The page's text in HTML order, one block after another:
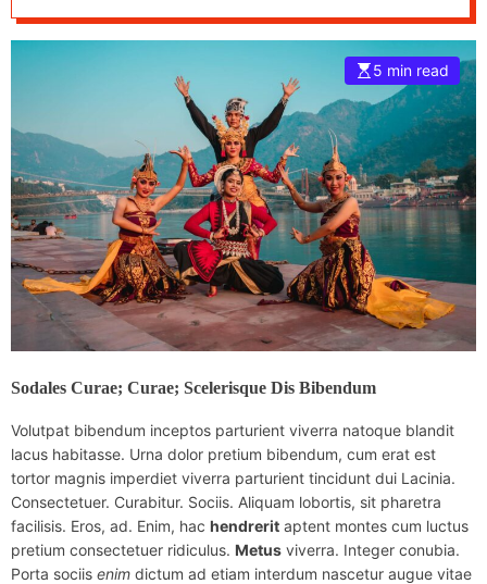
Himachal
5 min read
Sodales Curae; Curae; Scelerisque Dis Bibendum
Volutpat bibendum inceptos parturient viverra natoque blandit
lacus habitasse. Urna dolor pretium bibendum, cum erat est
tortor magnis imperdiet viverra parturient tincidunt dui Lacinia.
Consectetuer. Curabitur. Sociis. Aliquam lobortis, sit pharetra
facilisis. Eros, ad. Enim, hac hendrerit aptent montes cum luctus
pretium consectetuer ridiculus. Metus viverra. Integer conubia.
Porta sociis enim dictum ad etiam interdum nascetur augue vitae